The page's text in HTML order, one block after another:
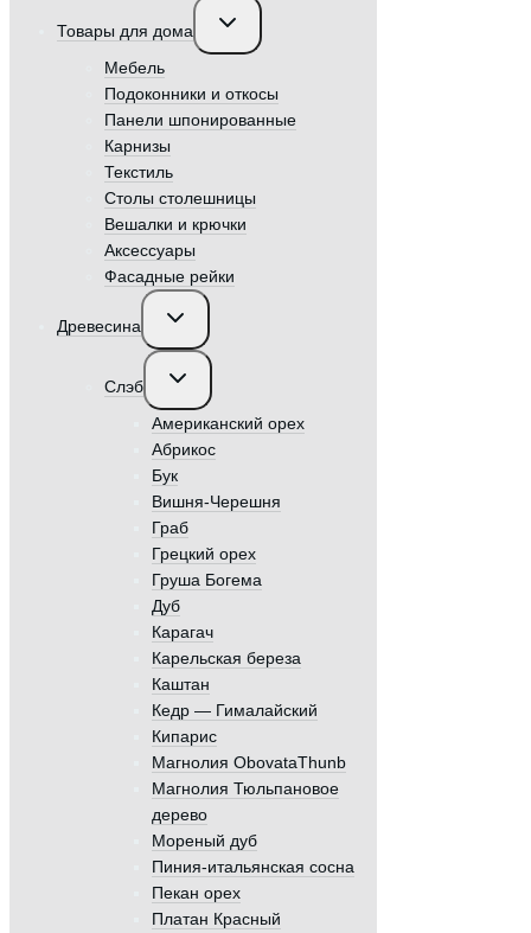
Товары для дома
Переключить
дочернее
Мебель
Подоконники и откосы
Панели шпонированные
Карнизы
Текстиль
Столы столешницы
Вешалки и крючки
Аксессуары
Фасадные рейки
Древесина
Переключить
дочернее
Слэб
Переключить
дочернее
Американский орех
Абрикос
Бук
Вишня-Черешня
Граб
Грецкий орех
Груша Богема
Дуб
Карагач
Карельская береза
Каштан
Кедр — Гималайский
Кипарис
Магнолия ObovataThunb
Магнолия Тюльпановое
дерево
Мореный дуб
Пиния-итальянская сосна
Пекан орех
Платан Красный